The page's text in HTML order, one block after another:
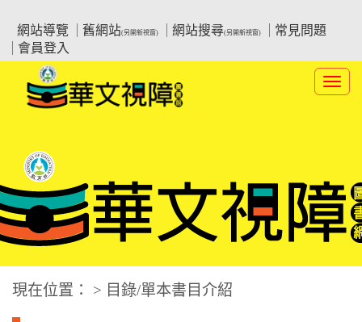
要
網站導覽
舊網站(另開新視窗) 網站搜尋(另開新視窗)
常見問題
會員登入
:::中央區塊
華文視障電子圖書網
現在位置： > 目錄/單本書目介紹